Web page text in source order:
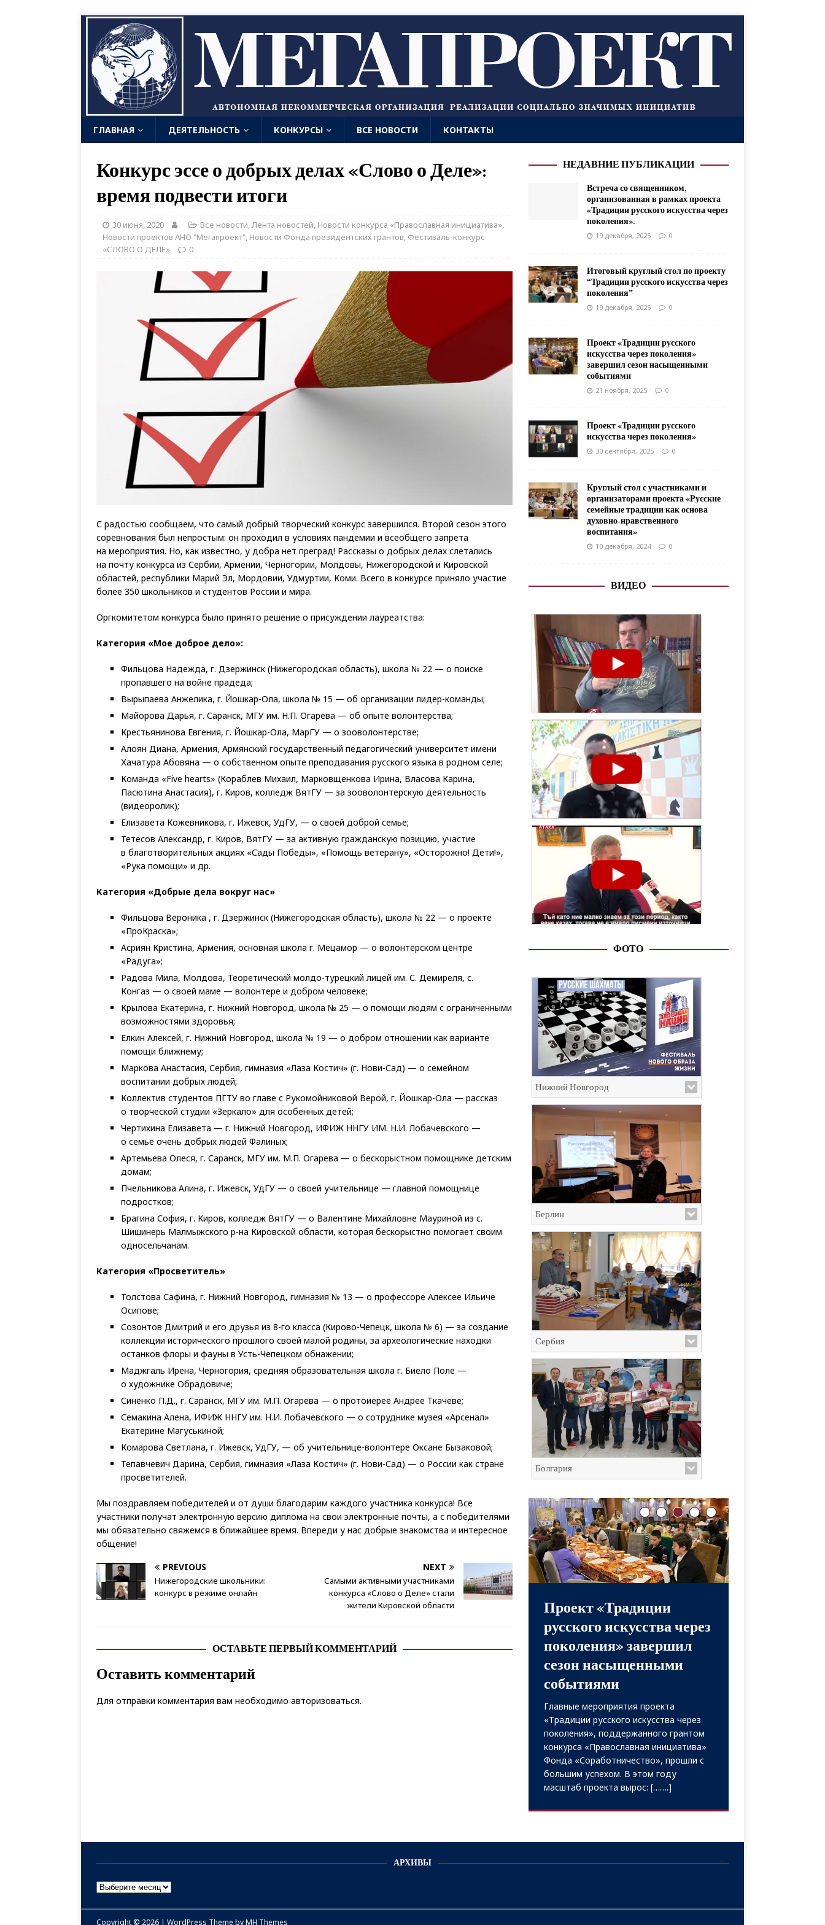
ГЛАВНАЯ ДЕЯТЕЛЬНОСТЬ КОНКУРСЫ ВСЕ НОВОСТИ КОНТАКТЫ
Конкурс эссе о добрых делах «Слово о Деле»:
время подвести итоги
30 июня, 2020 Все новости,Лента новостей, Новости конкурса «Православная инициатива»,
Новости проектов АНО "Мегапроект", Новости Фонда президентских грантов, Фестиваль-конкурс
«СЛОВО О ДЕЛЕ»
0
С радостью сообщаем, что самый добрый творческий конкурс завершился. Второй сезон этого
соревнования был непростым: он проходил в условиях пандемии и всеобщего запрета
на мероприятия. Но, как известно, у добра нет преград! Рассказы о добрых делах слетались
на почту конкурса из Сербии, Армении, Черногории, Молдовы, Нижегородской и Кировской
областей, республики Марий Эл, Мордовии, Удмуртии, Коми. Всего в конкурсе приняло участие
более 350 школьников и студентов России и мира.
Оргкомитетом конкурса было принято решение о присуждении лауреатства:
Категория «Мое доброе дело»:
Фильцова Надежда, г. Дзержинск (Нижегородская область), школа № 22 — о поиске
пропавшего на войне прадеда;
Вырыпаева Анжелика, г. Йошкар-Ола, школа № 15 — об организации лидер-команды;
Майорова Дарья, г. Саранск, МГУ им. Н.П. Огарева — об опыте волонтерства;
Крестьянинова Евгения, г. Йошкар-Ола, МарГУ — о зооволонтерстве;
Алоян Диана, Армения, Армянский государственный педагогический университет имени
Хачатура Абовяна — о собственном опыте преподавания русского языка в родном селе;
Команда «Five hearts» (Кораблев Михаил, Марковщенкова Ирина, Власова Карина,
Пасютина Анастасия), г. Киров, колледж ВятГУ — за зооволонтерскую деятельность
(видеоролик);
Елизавета Кожевникова, г. Ижевск, УдГУ, — о своей доброй семье;
Тетесов Александр, г. Киров, ВятГУ — за активную гражданскую позицию, участие
в благотворительных акциях «Сады Победы», «Помощь ветерану», «Осторожно! Дети!»,
«Рука помощи» и др.
Категория «Добрые дела вокруг нас»
Фильцова Вероника , г. Дзержинск (Нижегородская область), школа № 22 — о проекте
«ПроКраска»;
Асриян Кристина, Армения, основная школа г. Мецамор — о волонтерском центре
«Радуга»;
Радова Мила, Молдова, Теоретический молдо-турецкий лицей им. С. Демиреля, с.
Конгаз — о своей маме — волонтере и добром человеке;
Крылова Екатерина, г. Нижний Новгород, школа № 25 — о помощи людям с ограниченными
возможностями здоровья;
Елкин Алексей, г. Нижний Новгород, школа № 19 — о добром отношении как варианте
помощи ближнему;
Маркова Анастасия, Сербия, гимназия «Лаза Костич» (г. Нови-Сад) — о семейном
воспитании добрых людей;
Коллектив студентов ПГТУ во главе с Рукомойниковой Верой, г. Йошкар-Ола — рассказ
о творческой студии «Зеркало» для особенных детей;
Чертихина Елизавета — г. Нижний Новгород, ИФИЖ ННГУ ИМ. Н.И. Лобачевского —
о семье очень добрых людей Фалиных;
Артемьева Олеся, г. Саранск, МГУ им. М.П. Огарева — о бескорыстном помощнике детским
домам;
Пчельникова Алина, г. Ижевск, УдГУ — о своей учительнице — главной помощнице
подростков;
Брагина София, г. Киров, колледж ВятГУ — о Валентине Михайловне Мауриной из с.
Шишинерь Малмыжского р-на Кировской области, которая бескорыстно помогает своим
односельчанам.
Категория «Просветитель»
Толстова Сафина, г. Нижний Новгород, гимназия № 13 — о профессоре Алексее Ильиче
Осипове;
Созонтов Дмитрий и его друзья из 8-го класса (Кирово-Чепецк, школа № 6) — за создание
коллекции исторического прошлого своей малой родины, за археологические находки
останков флоры и фауны в Усть-Чепецком обнажении;
Маджгаль Ирена, Черногория, средняя образовательная школа г. Биело Поле —
о художнике Обрадовиче;
Синенко П.Д., г. Саранск, МГУ им. М.П. Огарева — о протоиерее Андрее Ткачеве;
Семакина Алена, ИФИЖ ННГУ им. Н.И. Лобачевского — о сотруднике музея «Арсенал»
Екатерине Магуськиной;
Комарова Светлана, г. Ижевск, УдГУ, — об учительнице-волонтере Оксане Бызаковой;
Тепавчевич Дарина, Сербия, гимназия «Лаза Костич» (г. Нови-Сад) — о России как стране
просветителей.
Мы поздравляем победителей и от души благодарим каждого участника конкурса! Все
участники получат электронную версию диплома на свои электронные почты, а с победителями
мы обязательно свяжемся в ближайшее время. Впереди у нас добрые знакомства и интересное
общение!
PREVIOUS
Нижегородские школьники:
конкурс в режиме онлайн
NEXT
Самыми активными участниками
конкурса «Слово о Деле» стали
жители Кировской области
ОСТАВЬТЕ ПЕРВЫЙ КОММЕНТАРИЙ
Оставить комментарий
Для отправки комментария вам необходимо авторизоваться.
НЕДАВНИЕ ПУБЛИКАЦИИ
Встреча со священником,
организованная в рамках проекта
«Традиции русского искусства через
поколения».
19 декабря, 2025 0
Итоговый круглый стол по проекту
“Традиции русского искусства через
поколения”
19 декабря, 2025 0
Проект «Традиции русского
искусства через поколения»
завершил сезон насыщенными
событиями
21 ноября, 2025 0
Проект «Традиции русского
искусства через поколения»
30 сентября, 2025 0
Круглый стол с участниками и
организаторами проекта «Русские
семейные традиции как основа
духовно-нравственного
воспитания»
10 декабря, 2024 0
ВИДЕО
ФОТО
Нижний Новгород
Берлин
Сербия
Болгария
Проект «Традиции
русского искусства через
поколения» завершил
сезон насыщенными
событиями
Главные мероприятия проекта
«Традиции русского искусства через
поколения», поддержанного грантом
конкурса «Православная инициатива»
Фонда «Соработничество», прошли с
большим успехом. В этом году
масштаб проекта вырос: […….]
АРХИВЫ
Copyright © 2026 | WordPress Theme byMH Themes